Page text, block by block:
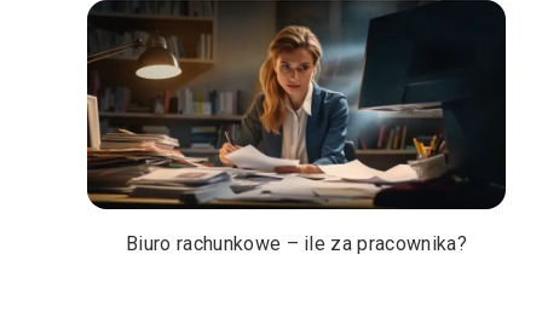
Biuro rachunkowe – ile za pracownika?